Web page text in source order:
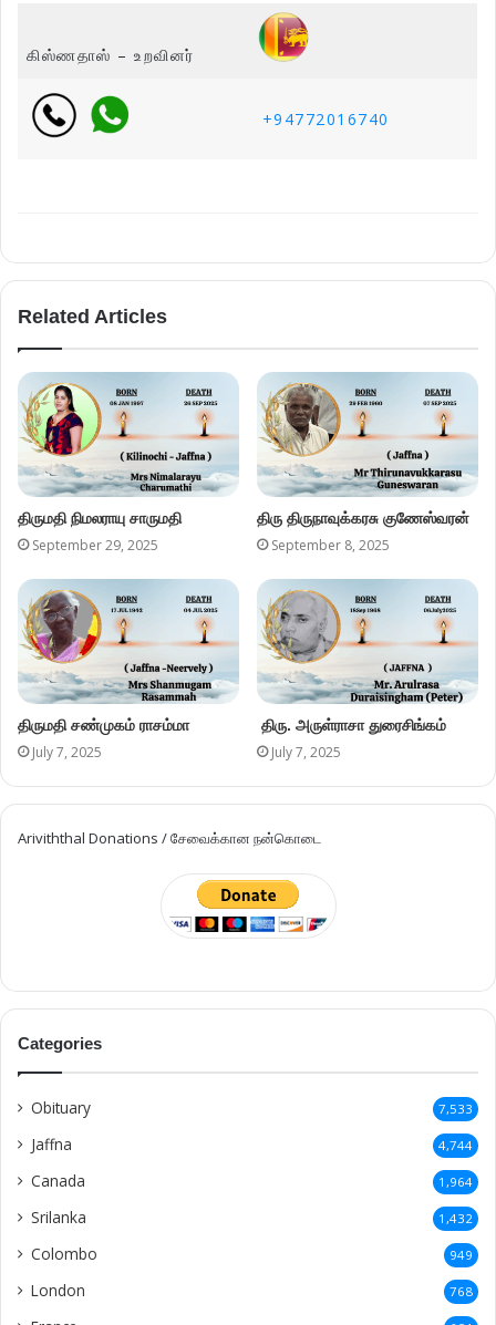
கிஸ்ணதாஸ் – உறவினர்
+94772016740
Related Articles
திருமதி நிமலராயு சாருமதி
September 29, 2025
திரு திருநாவுக்கரசு குணேஸ்வரன்
September 8, 2025
திருமதி சண்முகம் ராசம்மா
July 7, 2025
திரு. அருள்ராசா துரைசிங்கம்
July 7, 2025
Ariviththal Donations / சேவைக்கான நன்கொடை
Categories
Obituary 7,533
Jaffna 4,744
Canada 1,964
Srilanka 1,432
Colombo 949
London 768